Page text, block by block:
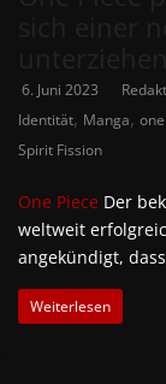
6. Juni 2023
Identität, Manga,
Spirit Fission
One Piece Der
weltweit
angekündigt,
Weiterlesen